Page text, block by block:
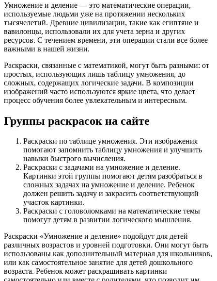
Умножение и деление — это математические операции,
используемые людьми уже на протяжении нескольких
тысячелетий. Древние цивилизации, такие как египтяне и
вавилонцы, использовали их для учета зерна и других
ресурсов. С течением времени, эти операции стали все более
важными в нашей жизни.
Раскраски, связанные с математикой, могут быть разными: от
простых, использующих лишь таблицу умножения, до
сложных, содержащих логические задачи. В композиции
изображений часто используются яркие цвета, что делает
процесс обучения более увлекательным и интересным.
Группы раскрасок на сайте
Раскраски по таблице умножения. Эти изображения
помогают запомнить таблицу умножения и улучшить
навыки быстрого вычисления.
Раскраски с задачами на умножение и деление.
Картинки этой группы помогают детям разобраться в
сложных задачах на умножение и деление. Ребенок
должен решить задачу и закрасить соответствующий
участок картинки.
Раскраски с головоломками на математические темы
помогут детям в развитии логического мышления.
Раскраски «Умножение и деление» подойдут для детей
различных возрастов и уровней подготовки. Они могут быть
использованы как дополнительный материал для школьников,
или как самостоятельное занятие для детей дошкольного
возраста. Ребенок может раскрашивать картинки